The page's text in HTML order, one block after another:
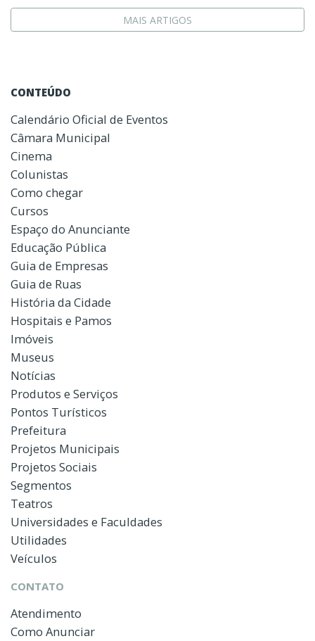
MAIS ARTIGOS
CONTEÚDO
Calendário Oficial de Eventos
Câmara Municipal
Cinema
Colunistas
Como chegar
Cursos
Espaço do Anunciante
Educação Pública
Guia de Empresas
Guia de Ruas
História da Cidade
Hospitais e Pamos
Imóveis
Museus
Notícias
Produtos e Serviços
Pontos Turísticos
Prefeitura
Projetos Municipais
Projetos Sociais
Segmentos
Teatros
Universidades e Faculdades
Utilidades
Veículos
CONTATO
Atendimento
Como Anunciar